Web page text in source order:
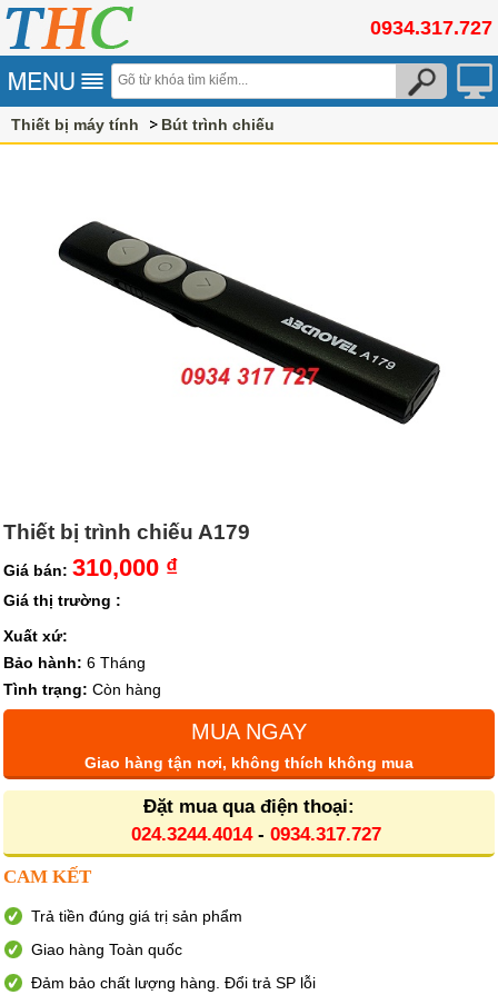
0934.317.727
Thiết bị máy tính Bút trình chiếu
Thiết bị trình chiếu A179
Giá bán: 310,000 ₫
Giá thị trường :
Xuất xứ:
Bảo hành: 6 Tháng
Tình trạng: Còn hàng
MUA NGAY
Giao hàng tận nơi, không thích không mua
Đặt mua qua điện thoại:
024.3244.4014- 0934.317.727
CAM KẾT
Trả tiền đúng giá trị sản phẩm
Giao hàng Toàn quốc
Đảm bảo chất lượng hàng. Đổi trả SP lỗi